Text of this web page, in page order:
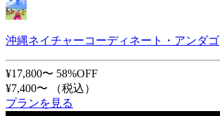
沖縄ネイチャーコーディネート・アンダゴ
¥17,800〜 58%OFF
¥7,400〜
（税込）
プランを見る